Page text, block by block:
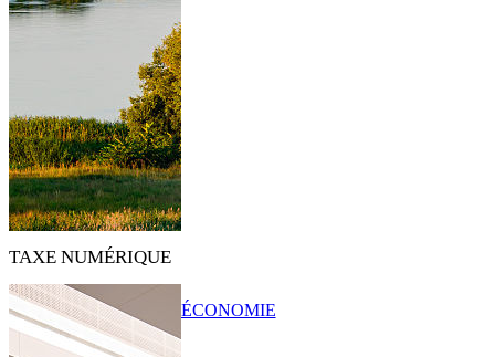
TAXE NUMÉRIQUE
ÉCONOMIE